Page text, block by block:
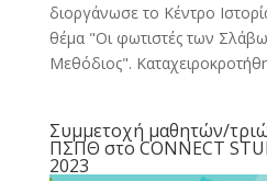
διοργάνωσε το Κέντρο
θέμα "Οι φωτιστές των
Μεθόδιος".
Συμμετοχή μαθητών/
ΠΣΠΘ στο CONNECT
2023